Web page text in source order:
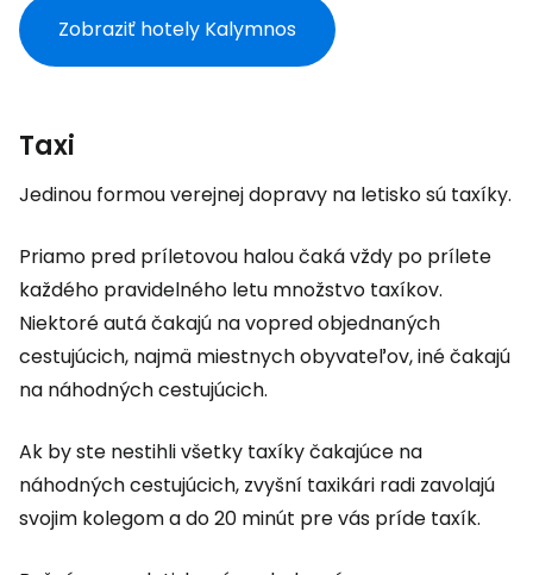
Zobraziť hotely Kalymnos
Taxi
Jedinou formou verejnej dopravy na letisko sú taxíky.
Priamo pred príletovou halou čaká vždy po prílete
každého pravidelného letu množstvo taxíkov.
Niektoré autá čakajú na vopred objednaných
cestujúcich, najmä miestnych obyvateľov, iné čakajú
na náhodných cestujúcich.
Ak by ste nestihli všetky taxíky čakajúce na
náhodných cestujúcich, zvyšní taxikári radi zavolajú
svojim kolegom a do 20 minút pre vás príde taxík.